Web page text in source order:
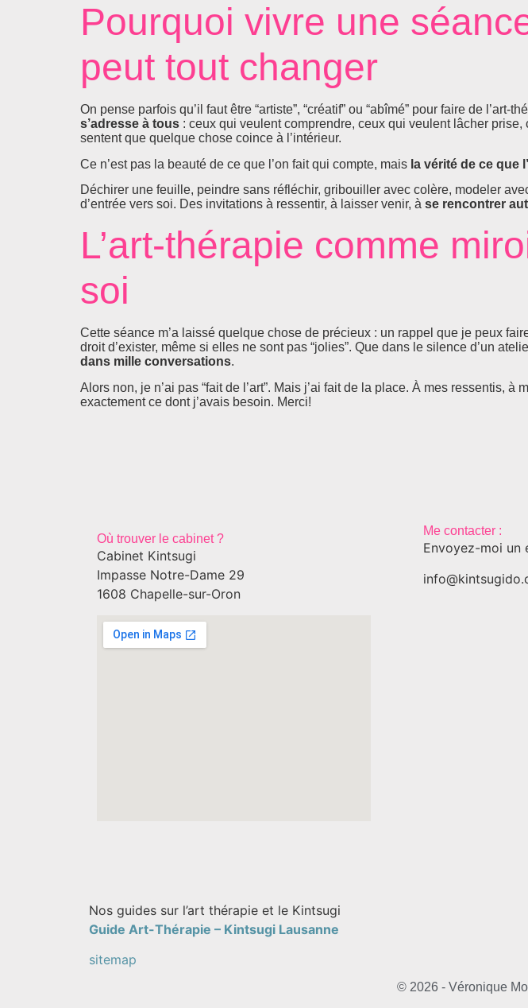
Pourquoi vivre une
peut tout changer
On pense parfois qu’il faut être “artiste”, “créatif” ou “abîmé” pour faire de l’art-
s’adresse à tous: ceux qui veulent comprendre, ceux qui veulent lâcher prise,
sentent que quelque chose coince à l’intérieur.
Ce n’est pas la beauté de ce que l’on fait qui compte, mais la vérité de ce que
Déchirer une feuille, peindre sans réfléchir, gribouiller avec colère, modeler
d’entrée vers soi. Des invitations à ressentir, à laisser venir, à se rencontrer
L’art-thérapie comme
soi
Cette séance m’a laissé quelque chose de précieux : un rappel que je peux
droit d’exister, même si elles ne sont pas “jolies”. Que dans le silence d’un
dans mille conversations.
Alors non, je n’ai pas “fait de l’art”. Mais j’ai fait de la place. À mes ressentis, à
exactement ce dont j’avais besoin. Merci!
Où trouver le cabinet ?
Cabinet Kintsugi
Impasse Notre-Dame 29
1608 Chapelle-sur-Oron
Me contacter :
Envoyez-moi un
Nos guides sur l’art thérapie et le Kintsugi
Guide Art-Thérapie – Kintsugi Lausanne
sitemap
© 2026 - Véronique